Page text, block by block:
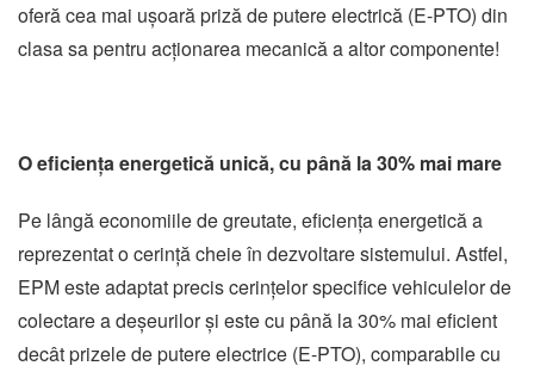
oferă cea mai ușoară priză de putere electrică (E-PTO) din
clasa sa pentru acționarea mecanică a altor componente!
O eficiența energetică unică, cu până la 30% mai mare
Pe lângă economiile de greutate, eficiența energetică a
reprezentat o cerință cheie în dezvoltare sistemului. Astfel,
EPM este adaptat precis cerințelor specifice vehiculelor de
colectare a deșeurilor și este cu până la 30% mai eficient
decât prizele de putere electrice (E-PTO), comparabile cu